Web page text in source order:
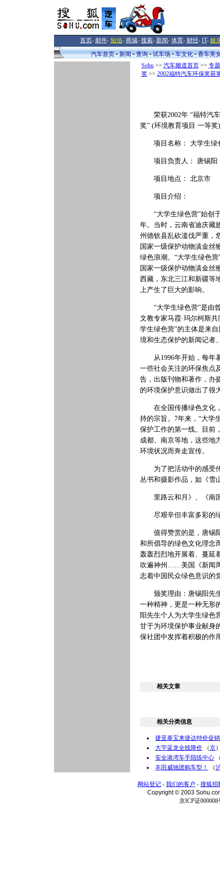
首页- 邮件- 短信- 商城- 搜索- 新闻- 体育- 财经- IT- 娱
汽车首页
新闻 查询 试车场 车文化
香车美
Sohu>> 汽车频道首页>> 专题
奖 >> 2002福特汽车环保奖获
荣获2002年 “福特汽
奖” (环境教育项目 一等奖)
项目名称： 大学生绿
项目负责人： 唐锡阳
项目地点： 北京市
项目介绍：
“大学生绿色营”始创
年。当时，云南省迪庆藏
州德钦县乱砍滥伐严重，
国家一级保护动物滇金丝
绿色浪潮。“大学生绿色
国家一级保护动物滇金丝
西藏，东北三江和新疆等
上产生了巨大的影响。
“大学生绿色营”是由曾
文教专家马霞·玛尔柯斯
学生绿色营”的主体是来
境和生态保护的新闻记者
从1996年开始，每年暑
一些社会关注的环保焦点
告，出版刊物和著作，办
的环境保护意识做出了很
在全国传播绿色文化，
持的宗旨。7年来，“大学
保护工作的第一线。目前
成都、南京等地，这些地
环境状况而奔走宣传。
为了把活动中的感受传
丛书和摄影作品，如《雪
里路云和月》、《南国
尽艰辛但丰富多彩的绿
值得赞赏的是，唐锡阳
和所倡导的绿色文化理念
轰轰烈烈地开展着、蔓延
吹遍神州……美国《新闻
志着中国民众绿色意识的
颁奖理由：唐锡阳先生
一种精神，更是一种无形
阳先生个人为大学生绿色
甘于为环境保护事业献身
保社团中发挥着积极的作
相关文章
相关分类信息
捷亚泰宝来捷达特价促销
大宇蓝龙全线降价 （京
安全港湾车手陪练中心
丰田威驰团购车型！
（
网站登记 - 我们的客户 - 搜狐招
Copyright © 2003
京ICP证